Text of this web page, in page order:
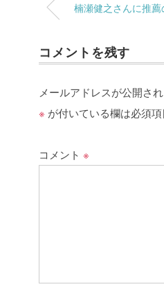
楠瀬健之さんに推
コメントを残す
メールアドレスが公開さ
※ が付いている欄は必須
コメント ※